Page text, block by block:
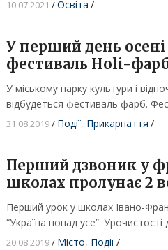
10.07.2021 /Освіта /
У перший день
фестиваль Holi-
У міському парку культури і
відбудеться фестиваль фарб.
31.08.2019/ Події, Прикарпаття /
Перший дзвоник у
школах пролунає 2
Перший урок у школах Івано-
“Україна понад усе”.
20.08.2019/ Місто, Події/